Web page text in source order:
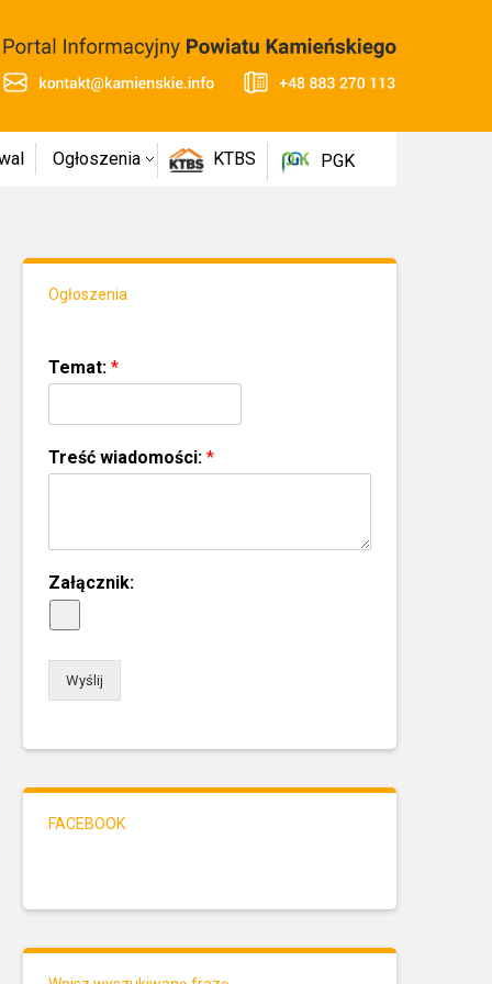
Ogłoszenia KTBS PGK
Ogłoszenia
Temat: *
Treść wiadomości: *
Załącznik:
Wyślij
FACEBOOK